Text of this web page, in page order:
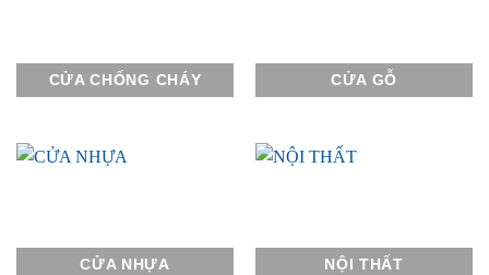
CỬA CHỐNG CHÁY CỬA GỖ
CỬA NHỰA NỘI THẤT